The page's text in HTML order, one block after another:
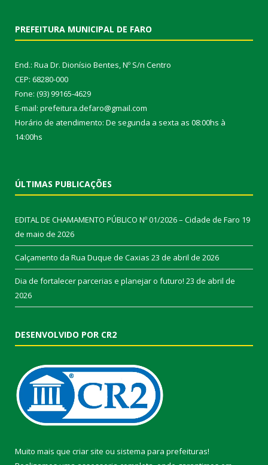
PREFEITURA MUNICIPAL DE FARO
End.: Rua Dr. Dionísio Bentes, Nº S/n Centro
CEP: 68280-000
Fone: (93) 99165-4629
E-mail: prefeitura.defaro@gmail.com
Horário de atendimento: De segunda a sexta as 08:00hs à
14:00hs
ÚLTIMAS PUBLICAÇÕES
EDITAL DE CHAMAMENTO PÚBLICO Nº 01/2026 – Cidade de Faro 19
de maio de 2026
Calçamento da Rua Duque de Caxias 23 de abril de 2026
Dia de fortalecer parcerias e planejar o futuro! 23 de abril de
2026
DESENVOLVIDO POR CR2
Muito mais que criar site ou sistema para prefeituras!